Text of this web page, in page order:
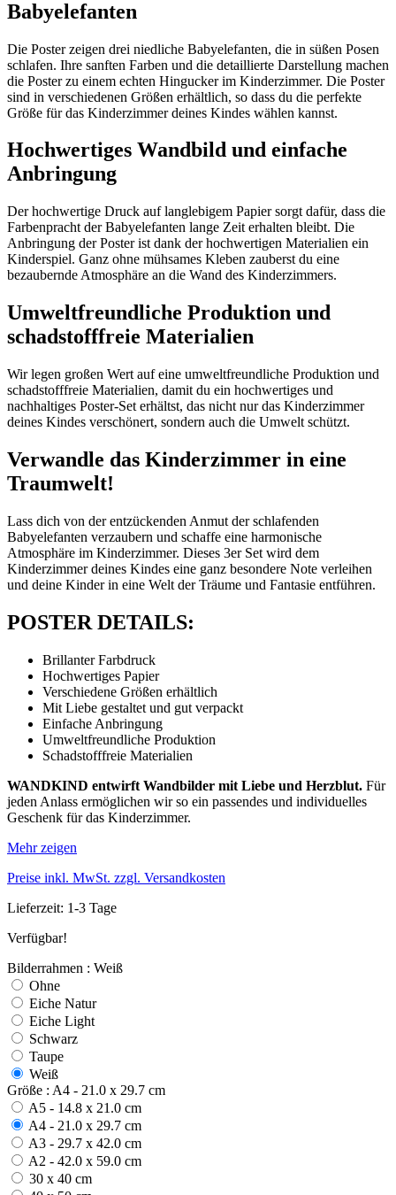
Babyelefanten
Die Poster zeigen drei niedliche Babyelefanten, die in süßen Posen
schlafen. Ihre sanften Farben und die detaillierte Darstellung machen
die Poster zu einem echten Hingucker im Kinderzimmer. Die Poster
sind in verschiedenen Größen erhältlich, so dass du die perfekte
Größe für das Kinderzimmer deines Kindes wählen kannst.
Hochwertiges Wandbild und einfache
Anbringung
Der hochwertige Druck auf langlebigem Papier sorgt dafür, dass die
Farbenpracht der Babyelefanten lange Zeit erhalten bleibt. Die
Anbringung der Poster ist dank der hochwertigen Materialien ein
Kinderspiel. Ganz ohne mühsames Kleben zauberst du eine
bezaubernde Atmosphäre an die Wand des Kinderzimmers.
Umweltfreundliche Produktion und
schadstofffreie Materialien
Wir legen großen Wert auf eine umweltfreundliche Produktion und
schadstofffreie Materialien, damit du ein hochwertiges und
nachhaltiges Poster-Set erhältst, das nicht nur das Kinderzimmer
deines Kindes verschönert, sondern auch die Umwelt schützt.
Verwandle das Kinderzimmer in eine
Traumwelt!
Lass dich von der entzückenden Anmut der schlafenden
Babyelefanten verzaubern und schaffe eine harmonische
Atmosphäre im Kinderzimmer. Dieses 3er Set wird dem
Kinderzimmer deines Kindes eine ganz besondere Note verleihen
und deine Kinder in eine Welt der Träume und Fantasie entführen.
POSTER DETAILS:
Brillanter Farbdruck
Hochwertiges Papier
Verschiedene Größen erhältlich
Mit Liebe gestaltet und gut verpackt
Einfache Anbringung
Umweltfreundliche Produktion
Schadstofffreie Materialien
WANDKIND entwirft Wandbilder mit Liebe und Herzblut. Für
jeden Anlass ermöglichen wir so ein passendes und individuelles
Geschenk für das Kinderzimmer.
Mehr zeigen
Preise inkl. MwSt. zzgl. Versandkosten
Lieferzeit: 1-3 Tage
Verfügbar!
Bilderrahmen : Weiß
Ohne
Eiche Natur
Eiche Light
Schwarz
Taupe
Weiß
Größe : A4 - 21.0 x 29.7 cm
A5 - 14.8 x 21.0 cm
A4 - 21.0 x 29.7 cm
A3 - 29.7 x 42.0 cm
A2 - 42.0 x 59.0 cm
30 x 40 cm